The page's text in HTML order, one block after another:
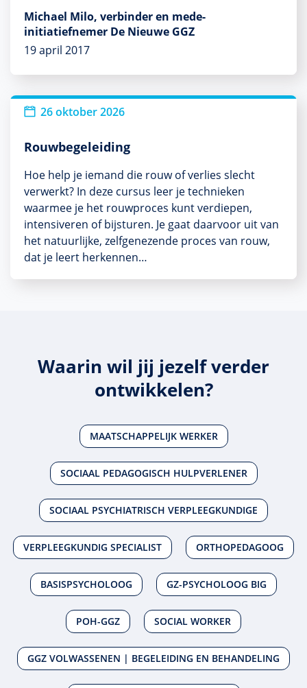
Michael Milo, verbinder en mede-
initiatiefnemer De Nieuwe GGZ
19 april 2017
26 oktober 2026
Rouwbegeleiding
Hoe help je iemand die rouw of verlies slecht
verwerkt? In deze cursus leer je technieken
waarmee je het rouwproces kunt verdiepen,
intensiveren of bijsturen. Je gaat daarvoor uit van
het natuurlijke, zelfgenezende proces van rouw,
dat je leert herkennen…
Waarin wil jij jezelf verder
ontwikkelen?
MAATSCHAPPELIJK WERKER
SOCIAAL PEDAGOGISCH HULPVERLENER
SOCIAAL PSYCHIATRISCH VERPLEEGKUNDIGE
VERPLEEGKUNDIG SPECIALIST ORTHOPEDAGOOG
BASISPSYCHOLOOG GZ-PSYCHOLOOG BIG
POH-GGZ SOCIAL WORKER
GGZ VOLWASSENEN | BEGELEIDING EN BEHANDELING